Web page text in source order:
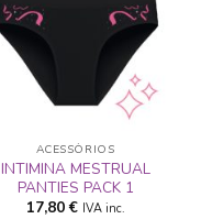
ADICIONAR
A LISTA DE
DESEJOS
ACESSÓRIOS
INTIMINA MESTRUAL
PANTIES PACK 1
17,80€ IVA inc.